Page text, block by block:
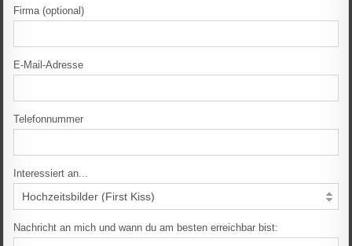
Firma (optional)
E-Mail-Adresse
Telefonnummer
Interessiert an...
Nachricht an mich und wann du am besten erreichbar bist: